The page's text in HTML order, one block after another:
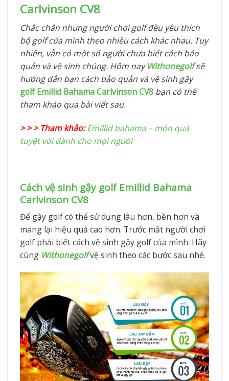
Carlvinson CV8
Chắc chắn nhưng người chơi golf đều yêu thích
bộ golf của mình theo nhiều cách khác nhau. Tuy
nhiên, vẫn có một số người chưa biết cách bảo
quản và vệ sinh chúng. Hôm nay Withonegolfsẽ
hướng dẫn bạn cách bảo quản và vệ sinh gậy
golfEmillid BahamaCarlvinson CV8bạn có thể
tham khảo qua bài viết sau.
> > > Tham khảo: Emillid bahama – món quà
tuyệt vời dành cho mọi người
Cách vệ sinh gậy golf Emillid Bahama
Carlvinson CV8
Để gậy golf có thể sử dụng lâu hơn, bền hơn và
mang lại hiệu quả cao hơn. Trước mắt người chơi
golf phải biết cách vệ sinh gậy golf của mình. Hãy
cùng Withonegolfvệ sinh theo các bước sau nhé.